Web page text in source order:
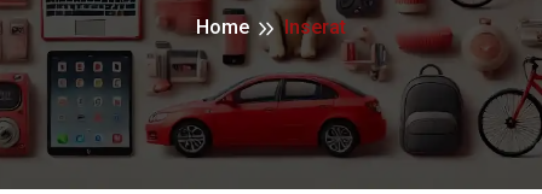
Home Inserat